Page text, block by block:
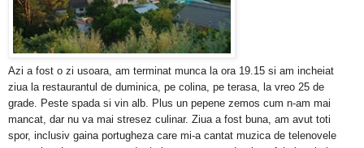
Azi a fost o zi usoara, am terminat munca la ora 19.15 si am incheiat
ziua la restaurantul de duminica, pe colina, pe terasa, la vreo 25 de
grade. Peste spada si vin alb. Plus un pepene zemos cum n-am mai
mancat, dar nu va mai stresez culinar. Ziua a fost buna, am avut toti
spor, inclusiv gaina portugheza care mi-a cantat muzica de telenovele